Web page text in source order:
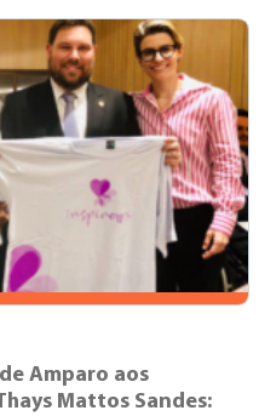
Amparo aos
Mattos Sandes: